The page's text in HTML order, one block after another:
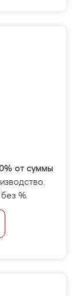
от суммы
%.